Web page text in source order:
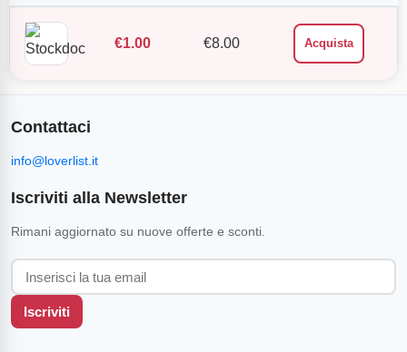
€1.00 €8.00 Acquista
Contattaci
info@loverlist.it
Iscriviti alla Newsletter
Rimani aggiornato su nuove offerte e sconti.
Iscriviti